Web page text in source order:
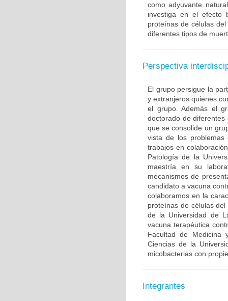
como adyuvante
investiga en el efecto
proteínas de células
diferentes tipos de
Perspectiva
El grupo persigue la
y extranjeros quienes
el grupo. Además el
doctorado de
que se consolide un
vista de los problemas
trabajos en
Patología de la
maestría en su
mecanismos de
candidato a vacuna
colaboramos en la
proteínas de células
de la Universidad de
vacuna terapéutica
Facultad de Medicina
Ciencias de la
micobacterias con
Integrantes